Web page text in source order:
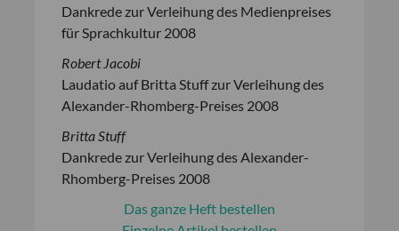
Dankrede zur Verleihung des Medienpreises
für Sprachkultur 2008
Robert Jacobi
Laudatio auf Britta Stuff zur Verleihung des
Alexander-Rhomberg-Preises 2008
Britta Stuff
Dankrede zur Verleihung des Alexander-
Rhomberg-Preises 2008
Das ganze Heft bestellen